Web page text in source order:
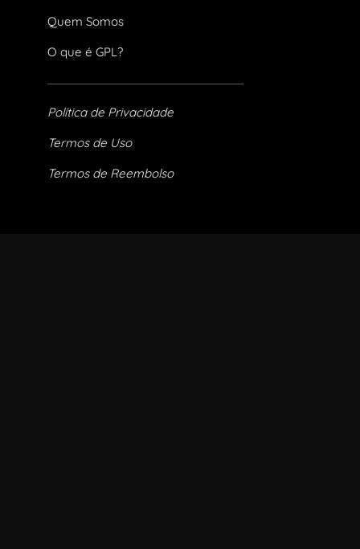
Quem Somos
O que é GPL?
Política de Privacidade
Termos de Uso
Termos de Reembolso